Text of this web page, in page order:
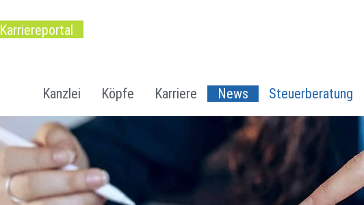
Kanzlei Köpfe Karriere News Steuerberatung
Karriereportal